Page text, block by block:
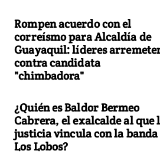
Rompen acuerdo con el
correísmo para Alcaldía de
Guayaquil: líderes
contra candidata
"chimbadora"
¿Quién es Baldor Bermeo
Cabrera, el exalcalde al que
justicia vincula con la banda
Los Lobos?